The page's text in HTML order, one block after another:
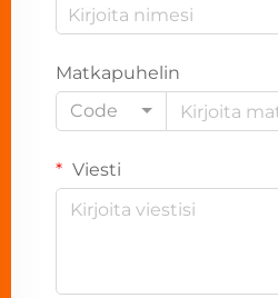
Matkapuhelin
Code
Viesti